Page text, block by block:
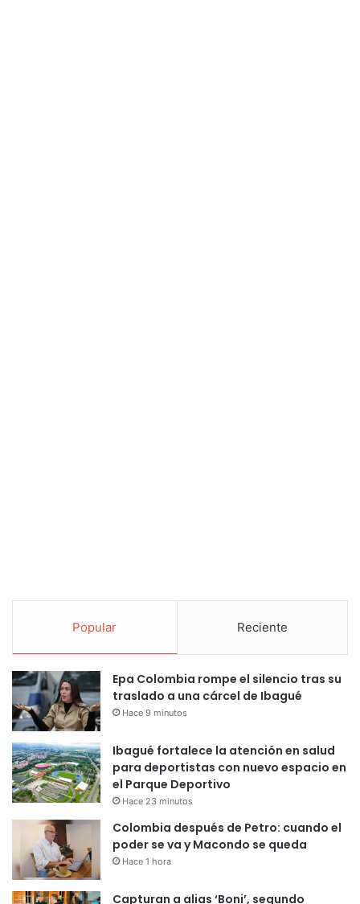
Popular Reciente
Epa Colombia rompe el silencio tras su
traslado a una cárcel de Ibagué
Hace 9 minutos
Ibagué fortalece la atención en salud
para deportistas con nuevo espacio en
el Parque Deportivo
Hace 23 minutos
Colombia después de Petro: cuando el
poder se va y Macondo se queda
Hace 1 hora
Capturan a alias ‘Boni’, segundo